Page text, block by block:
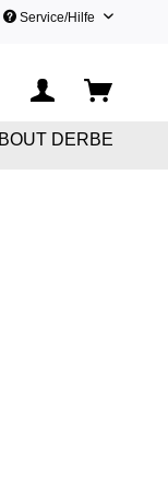
Service/Hilfe
DERBE